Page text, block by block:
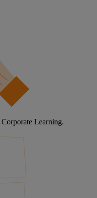
Learning.